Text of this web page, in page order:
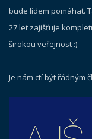
bude lidem pomáhat.
27 let zajišťuje
širokou veřejnost :)
Je nám ctí být řádným